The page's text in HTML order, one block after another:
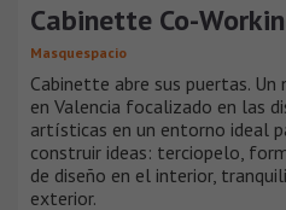
Cabinette Co-
Masquespacio
Cabinette abre sus puertas.
en Valencia focalizado en las
artísticas en un entorno ideal
construir ideas: terciopelo,
de diseño en el interior,
exterior.